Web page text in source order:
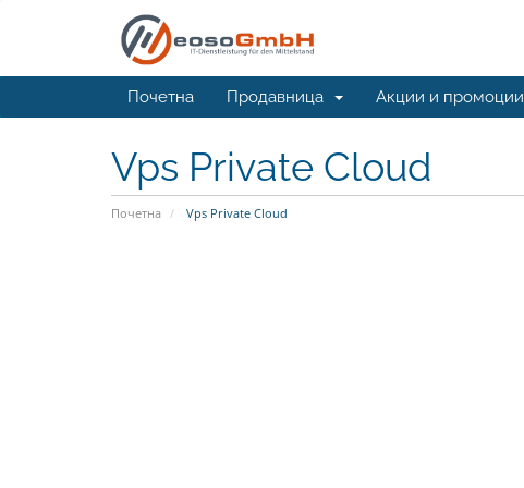
Почетна Продавница Акции и промоции
Vps Private Cloud
Почетна Vps Private Cloud